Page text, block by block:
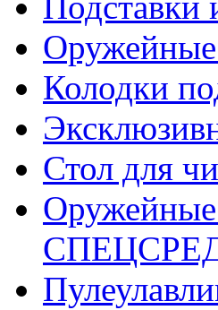
Колодки
Стол для